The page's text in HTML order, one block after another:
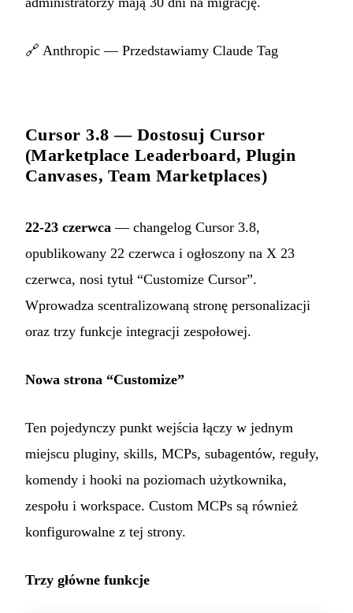
🔗 Anthropic — Przedstawiamy Claude Tag
Cursor 3.8 — Dostosuj Cursor
(Marketplace Leaderboard, Plugin
Canvases, Team Marketplaces)
22-23 czerwca — changelog Cursor 3.8,
opublikowany 22 czerwca i ogłoszony na X 23
czerwca, nosi tytuł “Customize Cursor”.
Wprowadza scentralizowaną stronę personalizacji
oraz trzy funkcje integracji zespołowej.
Nowa strona “Customize”
Ten pojedynczy punkt wejścia łączy w jednym
miejscu pluginy, skills, MCPs, subagentów, reguły,
komendy i hooki na poziomach użytkownika,
zespołu i workspace. Custom MCPs są również
konfigurowalne z tej strony.
Trzy główne funkcje